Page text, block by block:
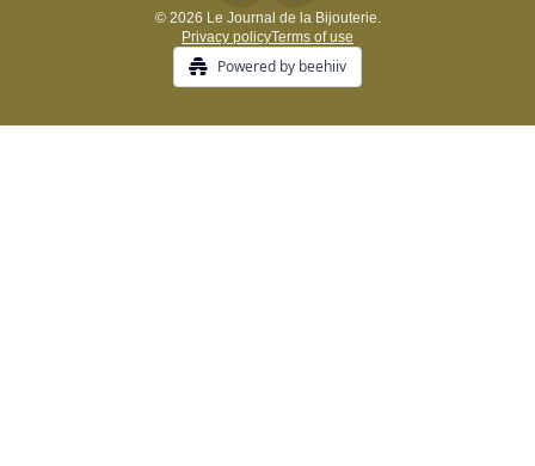
© 2026 Le Journal de la Bijouterie.
Privacy policyTerms of use
Powered by beehiiv